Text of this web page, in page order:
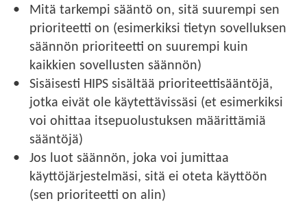
Mitä tarkempi sääntö on, sitä suurempi sen
prioriteetti on (esimerkiksi tietyn sovelluksen
säännön prioriteetti on suurempi kuin
kaikkien sovellusten säännön)
Sisäisesti HIPS sisältää prioriteettisääntöjä,
jotka eivät ole käytettävissäsi (et esimerkiksi
voi ohittaa itsepuolustuksen määrittämiä
sääntöjä)
Jos luot säännön, joka voi jumittaa
käyttöjärjestelmäsi, sitä ei oteta käyttöön
(sen prioriteetti on alin)